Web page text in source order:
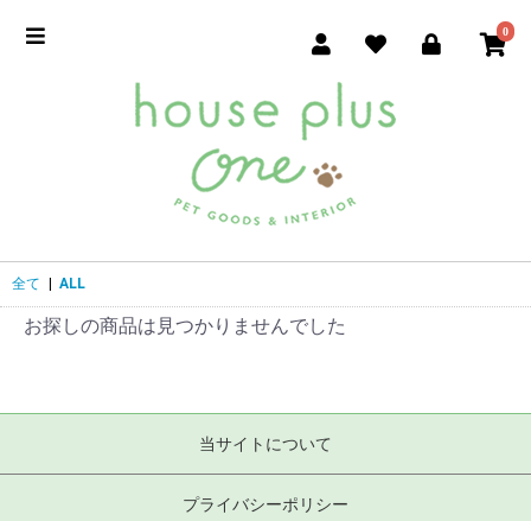
0
全て ALL
お探しの商品は見つかりませんでした
当サイトについて
プライバシーポリシー